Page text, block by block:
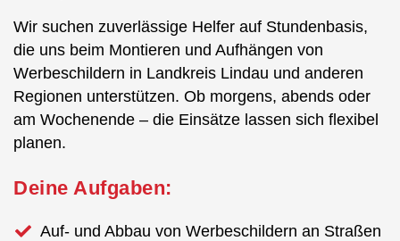
Wir suchen zuverlässige Helfer auf Stundenbasis,
die uns beim Montieren und Aufhängen von
Werbeschildern in Landkreis Lindau und anderen
Regionen unterstützen. Ob morgens, abends oder
am Wochenende – die Einsätze lassen sich flexibel
planen.
Deine Aufgaben:
Auf- und Abbau von Werbeschildern an Straßen